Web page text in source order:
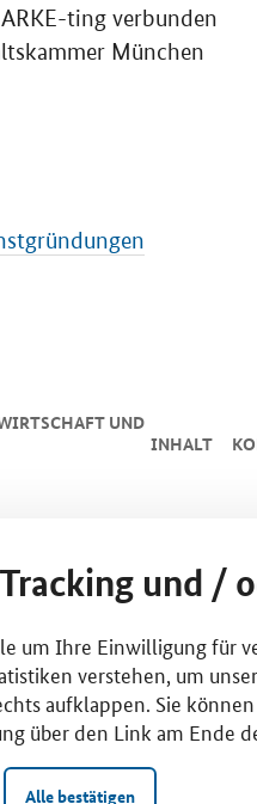
ting verbunden
München
UND
INHALT
und /
um Ihre Einwilligung für
verstehen, um
aufklappen. Sie
über den Link am Ende
Alle bestätigen